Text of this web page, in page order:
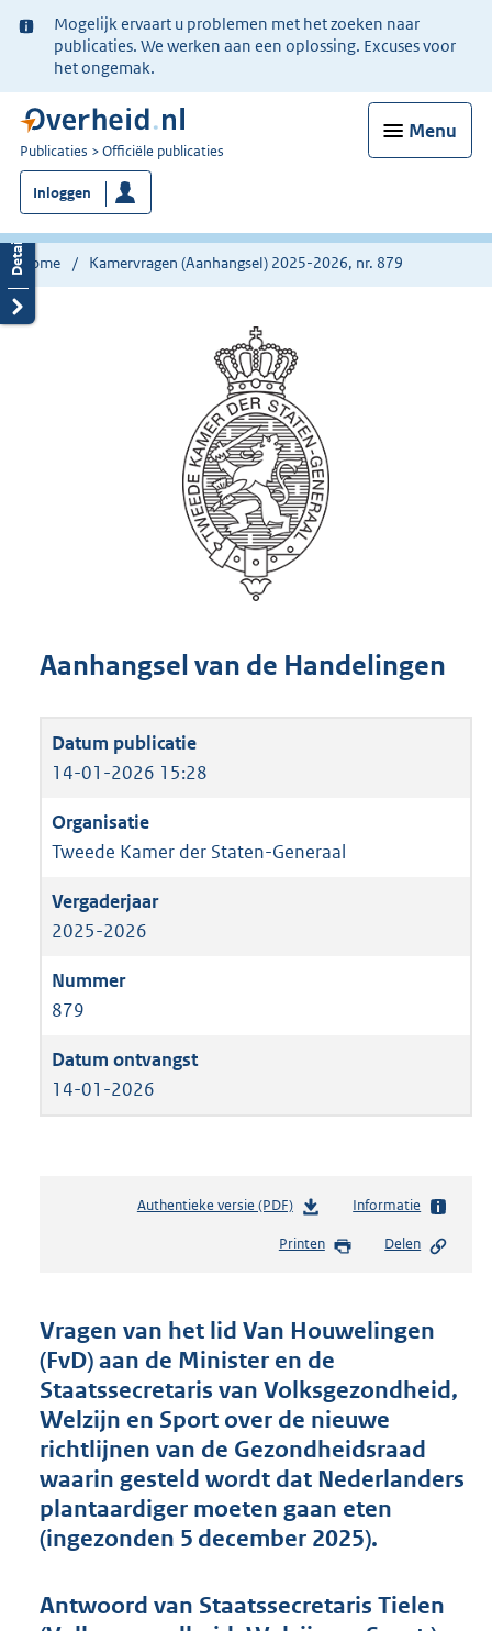
Ter
informatie:
Mogelijk ervaart u problemen met het zoeken naar
publicaties. We werken aan een oplossing. Excuses voor
het ongemak.
Menu
U
bent
nu
hier:
Publicaties Officiële publicaties
Inloggen
Home Kamervragen (Aanhangsel) 2025-2026, nr. 879
Aanhangsel van de Handelingen
14-01-2026 15:28
Tweede Kamer der Staten-Generaal
2025-2026
879
14-01-2026
Authentieke versie (PDF)b
s
n
d
s
r
o
t
t
:
0
Informatie
Printen Delen
Vragen van het lid Van Houwelingen
(FvD) aan de Minister en de
Staatssecretaris van Volksgezondheid,
Welzijn en Sport over de nieuwe
richtlijnen van de Gezondheidsraad
waarin gesteld wordt dat Nederlanders
plantaardiger moeten gaan eten
(ingezonden 5 december 2025).
Antwoord van Staatssecretaris Tielen